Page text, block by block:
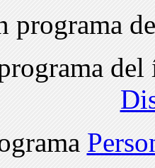
programa